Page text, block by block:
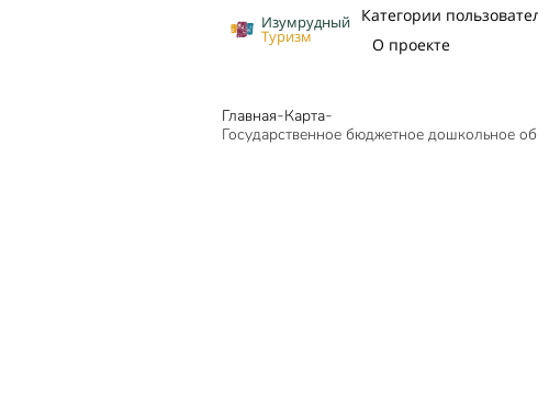
Изумрудный
Туризм
Категории
О проекте
Главная-Карта-
Государственное бюджетное дошкольное